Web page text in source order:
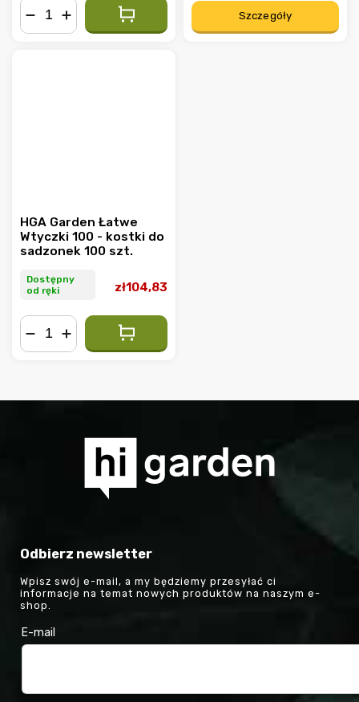
Szczegóły
HGA Garden Łatwe
Wtyczki 100 - kostki do
sadzonek 100 szt.
Dostępny
od ręki
zł104,83
Odbierz newsletter
Wpisz swój e-mail, a my będziemy przesyłać ci
informacje na temat nowych produktów na naszym e-
shop.
E-mail